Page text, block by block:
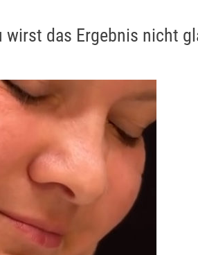
das Ergebnis nicht